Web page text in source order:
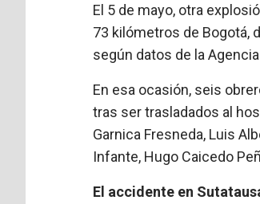
El 5 de mayo, otra
73 kilómetros de Bogotá,
según datos de la
En esa ocasión, seis
tras ser trasladados al
Garnica Fresneda, Luis
Infante, Hugo Caicedo
El accidente en